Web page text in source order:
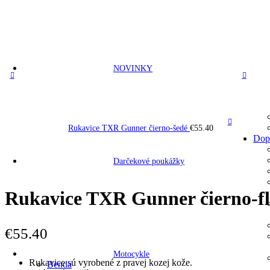
NOVINKY
Darčekové poukážky
Motocykle
Benda
Rukavice TXR Gunner čierno-šedé €55.40
Rukavice TXR Gunner čierno-
€55.40
Rukavice sú vyrobené z pravej kozej kože.